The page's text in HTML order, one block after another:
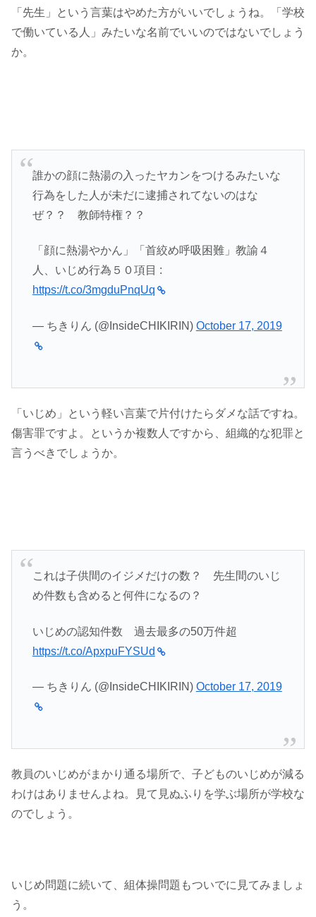
「先生」という言葉はやめた方がいいでしょうね。「学校
で働いている人」みたいな名前でいいのではないでしょう
か。
誰かの顔に熱湯の入ったヤカンをつけるみたいな
行為をした人が未だに逮捕されてないのはな
ぜ？？ 教師特権？？
「顔に熱湯やかん」「首絞め呼吸困難」教諭４
人、いじめ行為５０項目 :
https://t.co/3mgduPnqUq
— ちきりん (@InsideCHIKIRIN) October 17, 2019
「いじめ」という軽い言葉で片付けたらダメな話ですね。
傷害罪ですよ。というか複数人ですから、組織的な犯罪と
言うべきでしょうか。
これは子供間のイジメだけの数？ 先生間のいじ
め件数も含めると何件になるの？
いじめの認知件数 過去最多の50万件超
https://t.co/ApxpuFYSUd
— ちきりん (@InsideCHIKIRIN) October 17, 2019
教員のいじめがまかり通る場所で、子どものいじめが減る
わけはありませんよね。見て見ぬふりを学ぶ場所が学校な
のでしょう。
いじめ問題に続いて、組体操問題もついでに見てみましょ
う。